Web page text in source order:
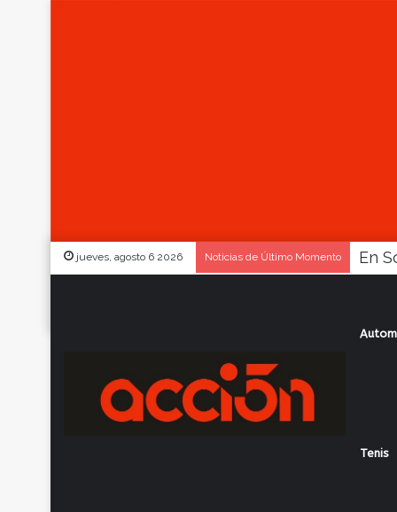
jueves, agosto 6 2026 Noticias de Último Momento
Tenis
Actualidad/ Emanuel Pérez
Emanuel